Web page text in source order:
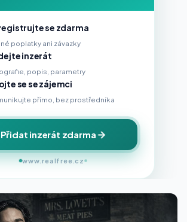
se zdarma
poplatky ani závazky
inzerát
popis, parametry
se se zájemci
přímo, bez prostředníka
Přidat inzerát zdarma
www.realfree.cz